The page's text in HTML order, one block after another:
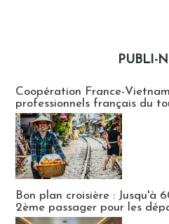
PUBLI-
Coopération France-
professionnels français du
Bon plan croisière : Jusqu'à
2ème passager pour les